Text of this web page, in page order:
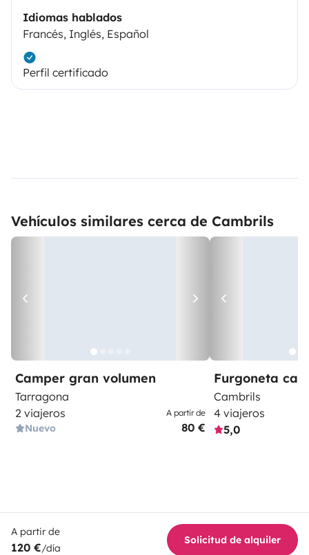
Idiomas hablados
Francés, Inglés, Español
Perfil certificado
Vehículos similares cerca de Cambrils
Camper gran volumen
Tarragona
2 viajeros
Nuevo
A partir de
80 €
Furgoneta
Cambrils
4 viajeros
5,0
A partir de
120 €/día
Solicitud de alquiler